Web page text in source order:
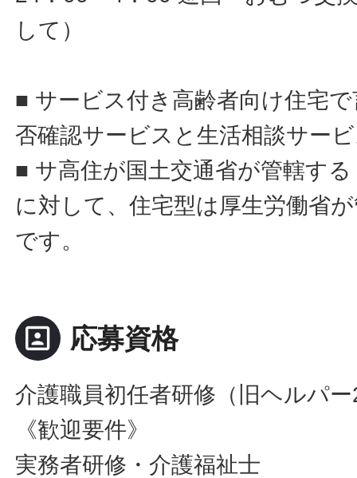
して）
■ サービス付き高齢者向け住宅
否確認サービスと生活相談サー
■ サ高住が国土交通省が管轄す
に対して、住宅型は厚生労働省
です。
portrait 応募資格
介護職員初任者研修（旧ヘルパ
《歓迎要件》
実務者研修・介護福祉士